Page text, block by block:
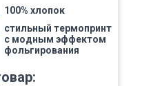
100% хлопок
стильный термопринт
с модным эффектом
фольгирования